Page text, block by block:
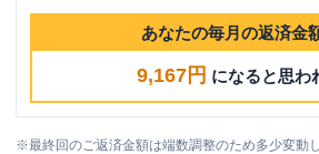
あなたの毎月の返済金
9,167円 になると思わ
※最終回のご返済金額は端数調整のため多少変動し